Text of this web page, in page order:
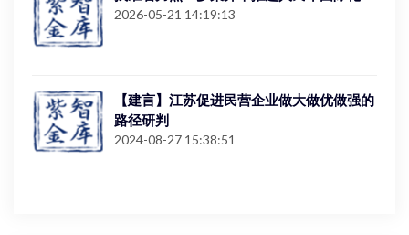
2026-05-21 14:19:13
【建言】江苏促进民营企业做大做优做强的
路径研判
2024-08-27 15:38:51